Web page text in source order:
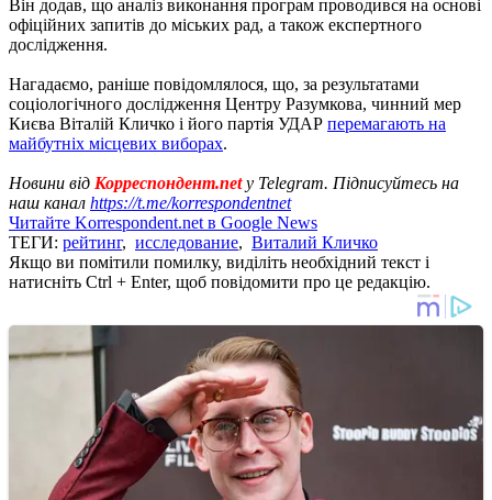
Він додав, що аналіз виконання програм проводився на основі
офіційних запитів до міських рад, а також експертного
дослідження.
Нагадаємо, раніше повідомлялося, що, за результатами
соціологічного дослідження Центру Разумкова, чинний мер
Києва Віталій Кличко і його партія УДАР перемагають на
майбутніх місцевих виборах.
Новини від Корреспондент.netу Telegram. Підписуйтесь на
наш канал https://t.me/korrespondentnet
Читайте Korrespondent.net в Google News
ТЕГИ: рейтинг, исследование, Виталий Кличко
Якщо ви помітили помилку, виділіть необхідний текст і
натисніть Ctrl + Enter, щоб повідомити про це редакцію.